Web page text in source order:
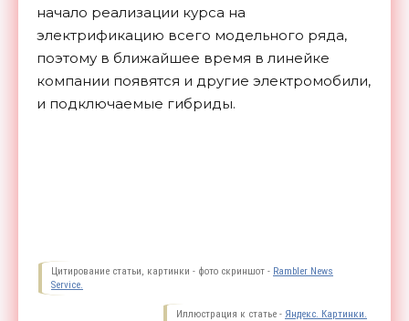
начало реализации курса на
электрификацию всего модельного ряда,
поэтому в ближайшее время в линейке
компании появятся и другие электромобили,
и подключаемые гибриды.
Цитирование статьи, картинки - фото скриншот - Rambler News
Service.
Иллюстрация к статье - Яндекс. Картинки.